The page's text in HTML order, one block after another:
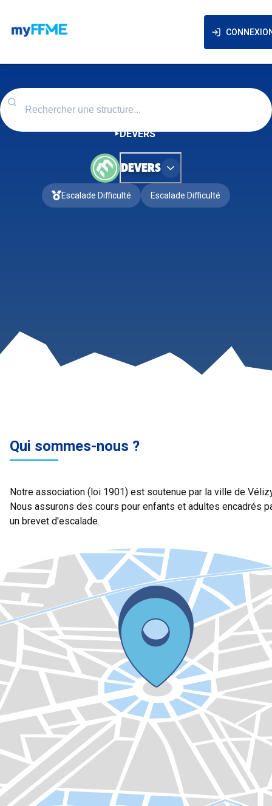
DEVERS
DEVERS
Escalade Difficulté Escalade Difficulté
Qui sommes-nous ?
Notre association (loi 1901) est soutenue par la ville de
Nous assurons des cours pour enfants et adultes encadrés
un brevet d'escalade.